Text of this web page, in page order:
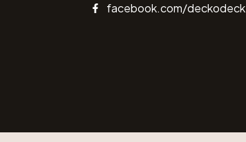
facebook.com/deckodeck